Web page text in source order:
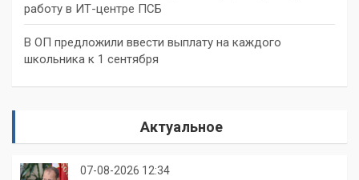
работу в ИТ-центре ПСБ
В ОП предложили ввести выплату на каждого
школьника к 1 сентября
Актуальное
07-08-2026 12:34